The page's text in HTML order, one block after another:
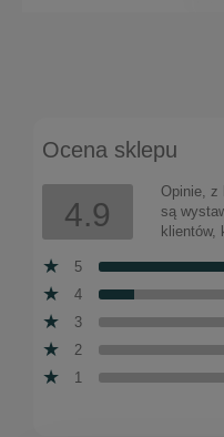
Ocena sklepu
4.9
Opinie, z
są
klientów,
5
4
3
2
1